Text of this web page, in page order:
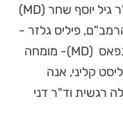
צפיר - מאמנת לאורח חיים בריא, ד"ר גיל יוסף שחר (MD)
פיליס גלזר -
מומחית לבישול בריא, ד"ר מיכאל ויינפאס (MD)- מומחה
קליני, אנה
רגשית וד"ר דני